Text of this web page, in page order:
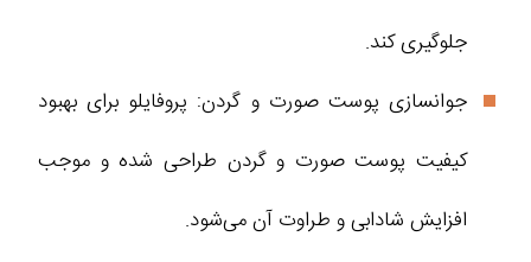
جلوگیری کند.
جوانسازی پوست صورت و گردن: پروفایلو برای بهبود
کیفیت پوست صورت و گردن طراحی شده و موجب
افزایش شادابی و طراوت آن می‌شود.